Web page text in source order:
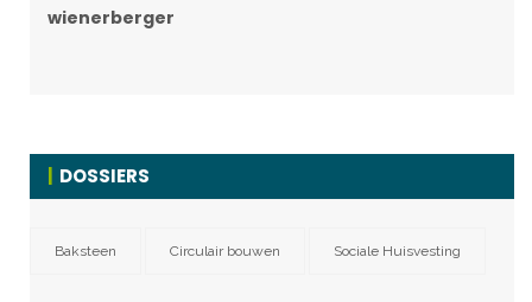
wienerberger
DOSSIERS
Baksteen Circulair bouwen Sociale Huisvesting